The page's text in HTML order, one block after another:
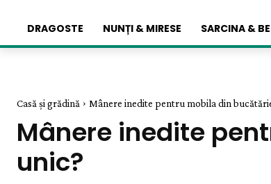
DRAGOSTE NUNȚI & MIRESE SARCINA &
Casă și grădină Mânere inedite pentru mobila din
Mânere inedite
unic?